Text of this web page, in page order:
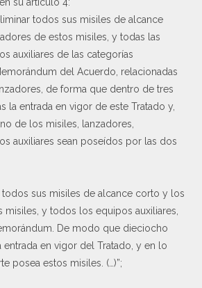
todos sus misiles de alcance
de estos misiles, y todas las
auxiliares de las categorías
del Acuerdo, relacionadas
de forma que dentro de tres
la entrada en vigor de este Tratado y,
de los misiles, lanzadores,
auxiliares sean poseídos por las dos
todos sus misiles de alcance corto y los
misiles, y todos los equipos auxiliares,
De modo que dieciocho
entrada en vigor del Tratado, y en lo
posea estos misiles. (…)”;